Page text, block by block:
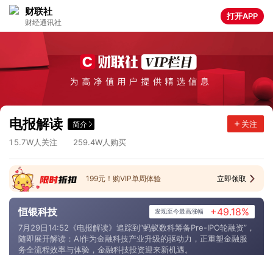
财联社
财经通讯社
打开APP
电报解读 简介 关注
9
6
4
1
5
6
8
5
.
.
.
.
8
3
9
7W人关注
1
5
0
0
2
8
4
3
5
4
5
9
9
8
4
8
9
.
.
.
.
.
.
1
2
4
8
9
4W人购买
199元！购VIP单周体验 立即领取
恒银科技 发现至今最高涨幅 +49.18%
7月29日14:52《电报解读》追踪到“蚂蚁数科筹备Pre-IPO轮融资”，
随即展开解读：AI作为金融科技产业升级的驱动力，正重塑金融服
务全流程效率与体验，金融科技投资迎来新机遇。